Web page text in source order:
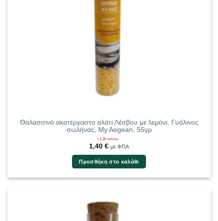
Θαλασσινό ακατέργαστο αλάτι Λέσβου με λεμόνι, Γυάλινος
σωλήνας, My Aegean, 55γρ
+1,26 πόντοι
1,40 € με ΦΠΑ
Προσθήκη στο καλάθι